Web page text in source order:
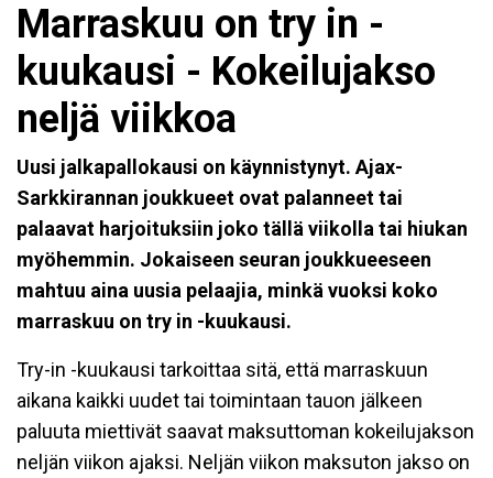
Marraskuu on try in -
kuukausi - Kokeilujakso
neljä viikkoa
Uusi jalkapallokausi on käynnistynyt. Ajax-
Sarkkirannan joukkueet ovat palanneet tai
palaavat harjoituksiin joko tällä viikolla tai hiukan
myöhemmin. Jokaiseen seuran joukkueeseen
mahtuu aina uusia pelaajia, minkä vuoksi koko
marraskuu on try in -kuukausi.
Try-in -kuukausi tarkoittaa sitä, että marraskuun
aikana kaikki uudet tai toimintaan tauon jälkeen
paluuta miettivät saavat maksuttoman kokeilujakson
neljän viikon ajaksi. Neljän viikon maksuton jakso on